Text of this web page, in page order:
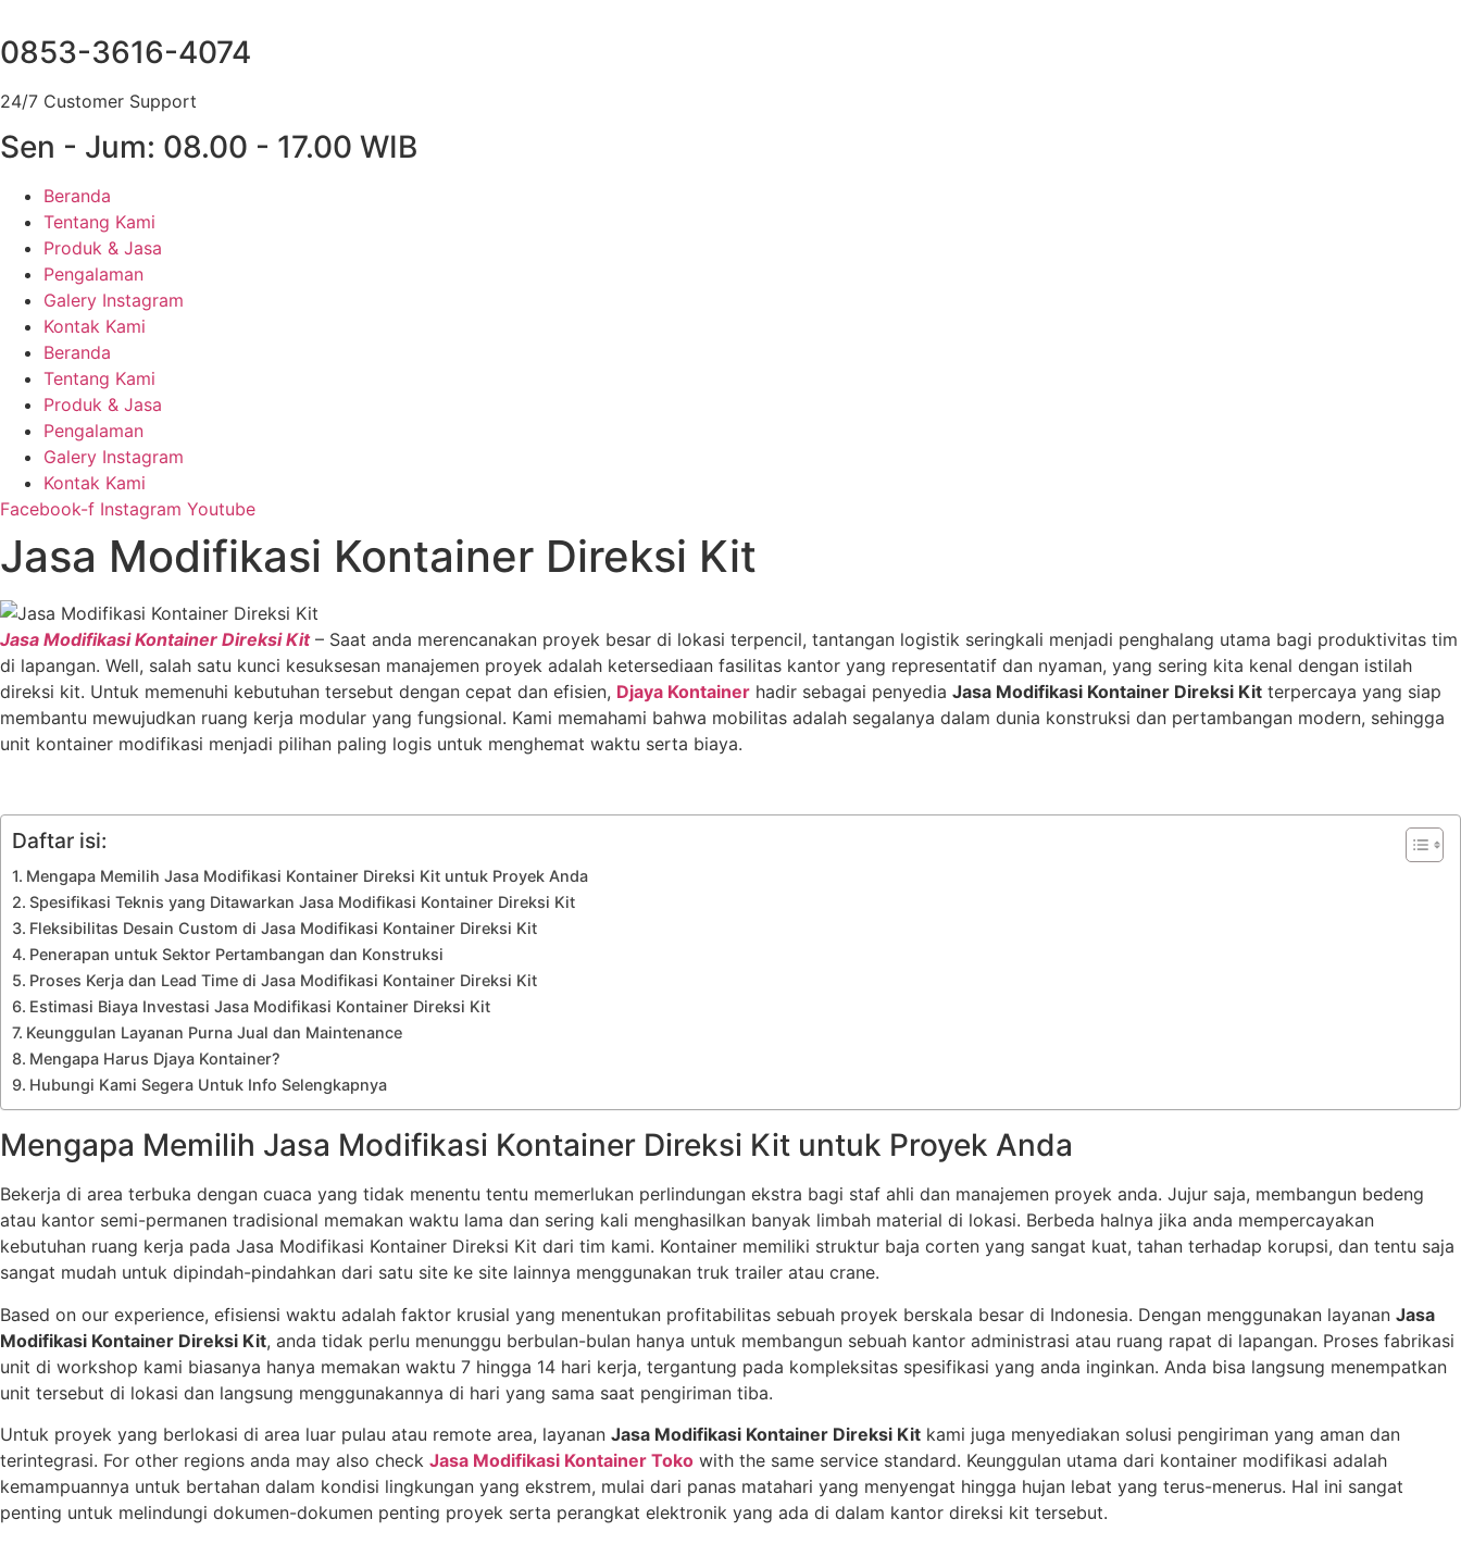
ke
konten
0853-3616-4074
24/7 Customer Support
Sen - Jum: 08.00 - 17.00 WIB
Beranda
Tentang Kami
Produk & Jasa
Pengalaman
Galery Instagram
Kontak Kami
Beranda
Tentang Kami
Produk & Jasa
Pengalaman
Galery Instagram
Kontak Kami
Facebook-f Instagram Youtube
Jasa Modifikasi Kontainer Direksi Kit
Jasa Modifikasi Kontainer Direksi Kit– Saat anda merencanakan proyek besar di lokasi terpencil, tantangan logistik seringkali menjadi penghalang utama bagi produktivitas tim
di lapangan. Well, salah satu kunci kesuksesan manajemen proyek adalah ketersediaan fasilitas kantor yang representatif dan nyaman, yang sering kita kenal dengan istilah
direksi kit. Untuk memenuhi kebutuhan tersebut dengan cepat dan efisien, Djaya Kontainer hadir sebagai penyedia Jasa Modifikasi Kontainer Direksi Kit terpercaya yang siap
membantu mewujudkan ruang kerja modular yang fungsional. Kami memahami bahwa mobilitas adalah segalanya dalam dunia konstruksi dan pertambangan modern, sehingga
unit kontainer modifikasi menjadi pilihan paling logis untuk menghemat waktu serta biaya.
Daftar isi:
Mengapa Memilih Jasa Modifikasi Kontainer Direksi Kit untuk Proyek Anda
Spesifikasi Teknis yang Ditawarkan Jasa Modifikasi Kontainer Direksi Kit
Fleksibilitas Desain Custom di Jasa Modifikasi Kontainer Direksi Kit
Penerapan untuk Sektor Pertambangan dan Konstruksi
Proses Kerja dan Lead Time di Jasa Modifikasi Kontainer Direksi Kit
Estimasi Biaya Investasi Jasa Modifikasi Kontainer Direksi Kit
Keunggulan Layanan Purna Jual dan Maintenance
Mengapa Harus Djaya Kontainer?
Hubungi Kami Segera Untuk Info Selengkapnya
Mengapa Memilih Jasa Modifikasi Kontainer Direksi Kit untuk Proyek Anda
Bekerja di area terbuka dengan cuaca yang tidak menentu tentu memerlukan perlindungan ekstra bagi staf ahli dan manajemen proyek anda. Jujur saja, membangun bedeng
atau kantor semi-permanen tradisional memakan waktu lama dan sering kali menghasilkan banyak limbah material di lokasi. Berbeda halnya jika anda mempercayakan
kebutuhan ruang kerja pada Jasa Modifikasi Kontainer Direksi Kit dari tim kami. Kontainer memiliki struktur baja corten yang sangat kuat, tahan terhadap korupsi, dan tentu saja
sangat mudah untuk dipindah-pindahkan dari satu site ke site lainnya menggunakan truk trailer atau crane.
Based on our experience, efisiensi waktu adalah faktor krusial yang menentukan profitabilitas sebuah proyek berskala besar di Indonesia. Dengan menggunakan layanan Jasa
Modifikasi Kontainer Direksi Kit, anda tidak perlu menunggu berbulan-bulan hanya untuk membangun sebuah kantor administrasi atau ruang rapat di lapangan. Proses fabrikasi
unit di workshop kami biasanya hanya memakan waktu 7 hingga 14 hari kerja, tergantung pada kompleksitas spesifikasi yang anda inginkan. Anda bisa langsung menempatkan
unit tersebut di lokasi dan langsung menggunakannya di hari yang sama saat pengiriman tiba.
Untuk proyek yang berlokasi di area luar pulau atau remote area, layanan Jasa Modifikasi Kontainer Direksi Kit kami juga menyediakan solusi pengiriman yang aman dan
terintegrasi. For other regions anda may also check Jasa Modifikasi Kontainer Toko with the same service standard. Keunggulan utama dari kontainer modifikasi adalah
kemampuannya untuk bertahan dalam kondisi lingkungan yang ekstrem, mulai dari panas matahari yang menyengat hingga hujan lebat yang terus-menerus. Hal ini sangat
penting untuk melindungi dokumen-dokumen penting proyek serta perangkat elektronik yang ada di dalam kantor direksi kit tersebut.